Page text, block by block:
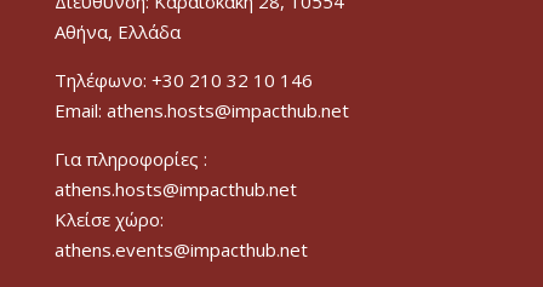
Αθήνα, Ελλάδα
Τηλέφωνο: +30 210 32 10 146
Email: athens.hosts@impacthub.net
Για πληροφορίες :
athens.hosts@impacthub.net
Κλείσε χώρο:
athens.events@impacthub.net